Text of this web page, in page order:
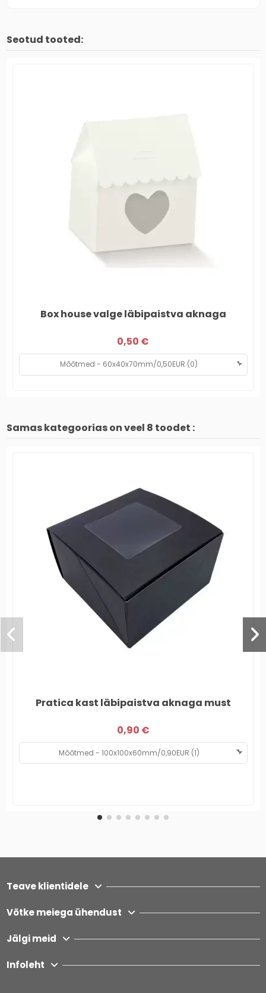
Seotud tooted:
Box house valge läbipaistva aknaga
0,50 €
Samas kategoorias on veel 8 toodet :
Pratica kast läbipaistva aknaga must
0,90 €
Teave klientidele
Võtke meiega ühendust
Jälgi meid
Infoleht